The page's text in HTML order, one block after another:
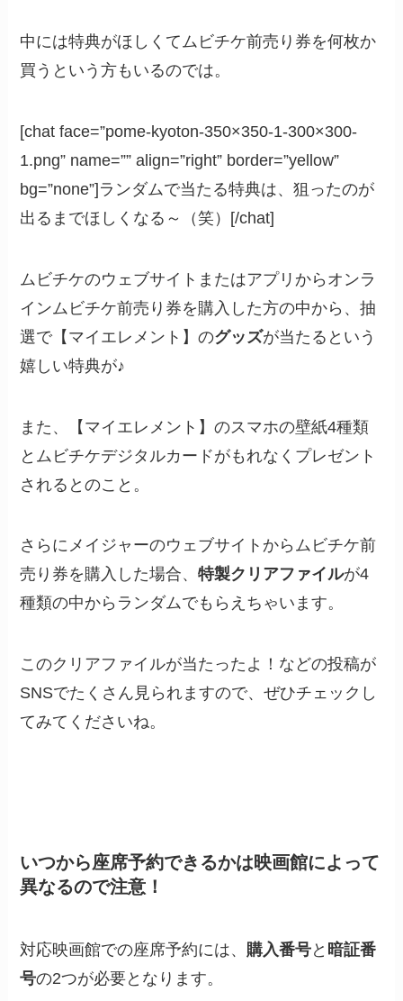
中には特典がほしくてムビチケ前売り券を何枚か
買うという方もいるのでは。
[chat face=”pome-kyoton-350×350-1-300×300-
1.png” name=”” align=”right” border=”yellow”
bg=”none”]ランダムで当たる特典は、狙ったのが
出るまでほしくなる～（笑）[/chat]
ムビチケのウェブサイトまたはアプリからオンラ
インムビチケ前売り券を購入した方の中から、抽
選で【マイエレメント】のグッズが当たるという
嬉しい特典が♪
また、【マイエレメント】のスマホの壁紙4種類
とムビチケデジタルカードがもれなくプレゼント
されるとのこと。
さらにメイジャーのウェブサイトからムビチケ前
売り券を購入した場合、特製クリアファイルが4
種類の中からランダムでもらえちゃいます。
このクリアファイルが当たったよ！などの投稿が
SNSでたくさん見られますので、ぜひチェックし
てみてくださいね。
いつから座席予約できるかは映画館によって
異なるので注意！
対応映画館での座席予約には、 購入番号と 暗証番
号の2つが必要となります。